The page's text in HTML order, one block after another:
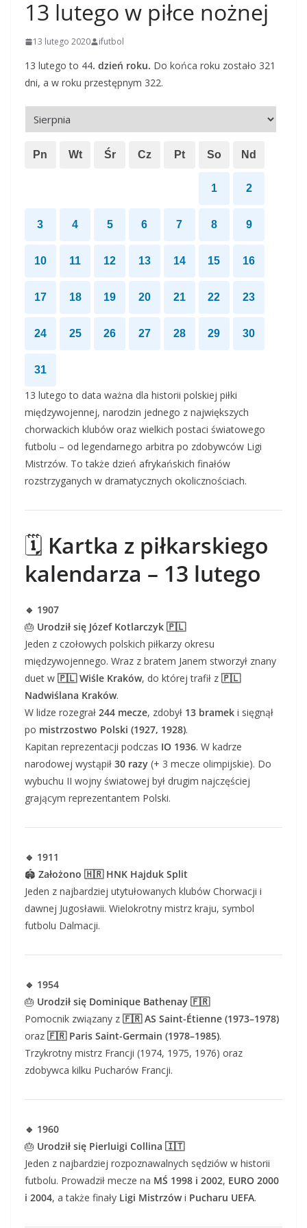
13 lutego w piłce nożnej
13 lutego 2020 ifutbol
13 lutego to 44. dzień roku. Do końca roku zostało 321
dni, a w roku przestępnym 322.
Pn Wt Śr Cz Pt So Nd
1 2
3 4 5 6 7 8 9
10 11 12 13 14 15 16
17 18 19 20 21 22 23
24 25 26 27 28 29 30
31
13 lutego to data ważna dla historii polskiej piłki
międzywojennej, narodzin jednego z największych
chorwackich klubów oraz wielkich postaci światowego
futbolu – od legendarnego arbitra po zdobywców Ligi
Mistrzów. To także dzień afrykańskich finałów
rozstrzyganych w dramatycznych okolicznościach.
🗓️ Kartka z piłkarskiego
kalendarza – 13 lutego
🔹 1907
🎂 Urodził się Józef Kotlarczyk 🇵🇱
Jeden z czołowych polskich piłkarzy okresu
międzywojennego. Wraz z bratem Janem stworzył znany
duet w 🇵🇱 Wiśle Kraków, do której trafił z 🇵🇱
Nadwiślana Kraków.
W lidze rozegrał 244 mecze, zdobył 13 bramek i sięgnął
po mistrzostwo Polski (1927, 1928).
Kapitan reprezentacji podczas IO 1936. W kadrze
narodowej wystąpił 30 razy (+ 3 mecze olimpijskie). Do
wybuchu II wojny światowej był drugim najczęściej
grającym reprezentantem Polski.
🔹 1911
🏟️ Założono 🇭🇷 HNK Hajduk Split
Jeden z najbardziej utytułowanych klubów Chorwacji i
dawnej Jugosławii. Wielokrotny mistrz kraju, symbol
futbolu Dalmacji.
🔹 1954
🎂 Urodził się Dominique Bathenay 🇫🇷
Pomocnik związany z 🇫🇷 AS Saint-Étienne (1973–1978)
oraz 🇫🇷 Paris Saint-Germain (1978–1985).
Trzykrotny mistrz Francji (1974, 1975, 1976) oraz
zdobywca kilku Pucharów Francji.
🔹 1960
🎂 Urodził się Pierluigi Collina 🇮🇹
Jeden z najbardziej rozpoznawalnych sędziów w historii
futbolu. Prowadził mecze na MŚ 1998 i 2002, EURO 2000
i 2004, a także finały Ligi Mistrzówi Pucharu UEFA.